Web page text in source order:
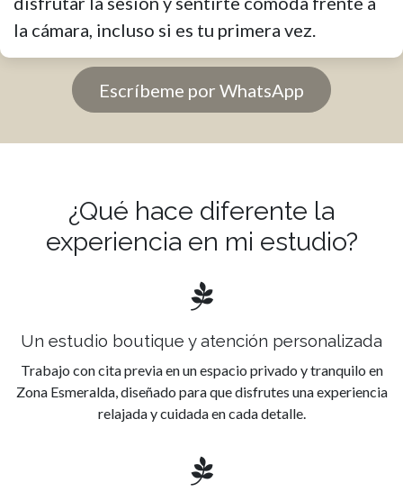
la cámara, incluso si es tu primera vez.
Escríbeme por WhatsApp
¿Qué hace diferente la
experiencia en mi estudio?
Un estudio boutique y atención personalizada
Trabajo con cita previa en un espacio privado y tranquilo en
Zona Esmeralda, diseñado para que disfrutes una experiencia
relajada y cuidada en cada detalle.